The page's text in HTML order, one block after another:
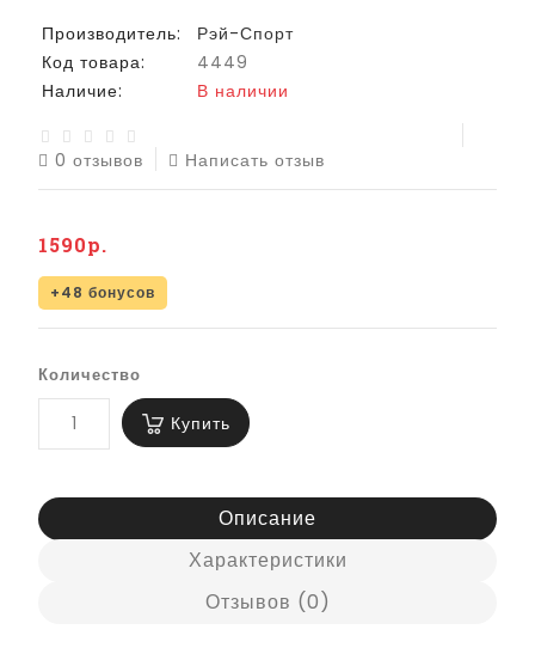
Производитель:
Рэй-Спорт
Код товара:
4449
Наличие:
В наличии
0 отзывов Написать отзыв
1590р.
+48 бонусов
Количество
Купить
Описание
Характеристики
Отзывов (0)